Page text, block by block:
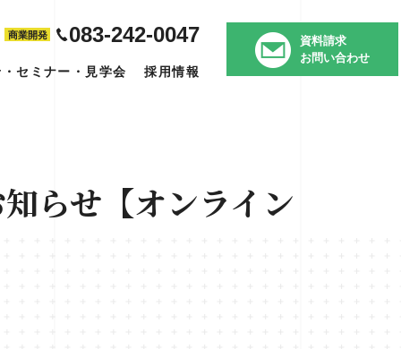
商業開発 083-242-0047
セミナー・見学会 採用情報
資料請求
お問い合わせ
らせ【オンライン